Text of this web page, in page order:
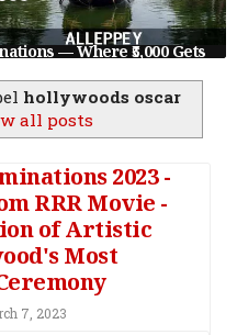
hollywoods oscar
all posts
2023 -
RRR Movie -
of Artistic
Most
7, 2023